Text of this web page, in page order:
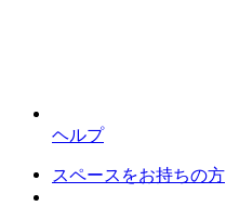
ヘルプ
スペースをお持ちの方